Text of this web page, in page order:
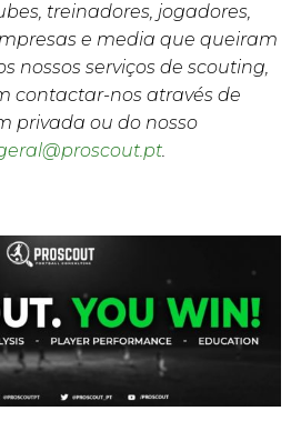
treinadores, jogadores,
e media que queiram
nossos serviços de scouting,
contactar-nos através de
privada ou do nosso
.